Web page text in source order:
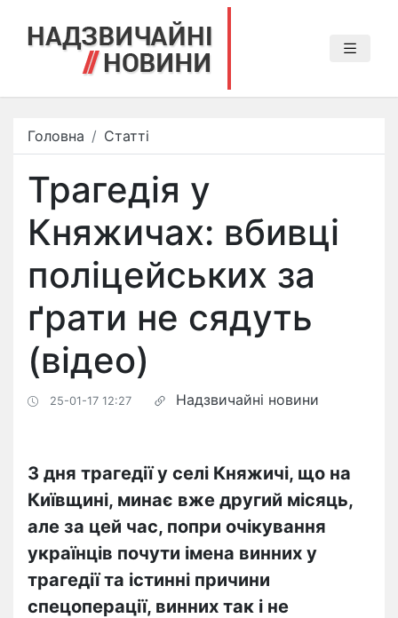
Головна Статті
Трагедія у
Княжичах: вбивці
поліцейських за
ґрати не сядуть
(відео)
25-01-17 12:27 Надзвичайні новини
З дня трагедії у селі Княжичі, що на
Київщині, минає вже другий місяць,
але за цей час, попри очікування
українців почути імена винних у
трагедії та істинні причини
спецоперації, винних так і не